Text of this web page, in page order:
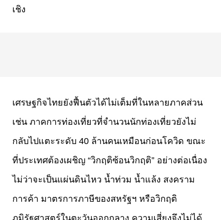
เชิง
เศรษฐกิจไทยยังฟื้นตัวได้ไม่เต็มที่ในหลายภาคส่วน
เช่น ภาคการท่องเที่ยวที่จำนวนนักท่องเที่ยวยังไม่
กลับไปแตะระดับ 40 ล้านคนเหมือนก่อนโควิด ขณะ
ที่ประเทศต้องเผชิญ “วิกฤติซ้อนวิกฤติ” อย่างต่อเนื่อง
ไม่ว่าจะเป็นแผ่นดินไหว น้ำท่วม น้ำแล้ง สงคราม
การค้า มาตรการภาษีของสหรัฐฯ หรือวิกฤติ